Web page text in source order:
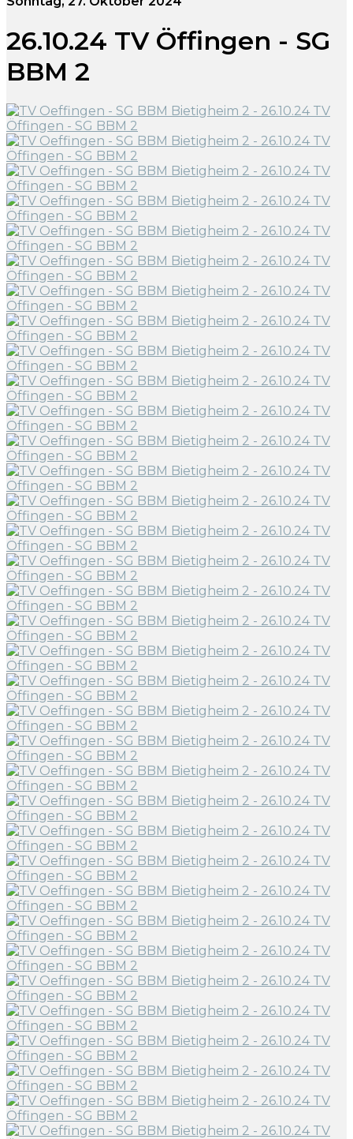
26.10.24 TV Öffingen - SG
BBM 2